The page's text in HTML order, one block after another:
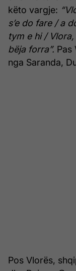
këto vargje:
s’e do fare / a
tym e hi /
bëja forra”. Pas
nga Saranda,
Pos Vlorës,